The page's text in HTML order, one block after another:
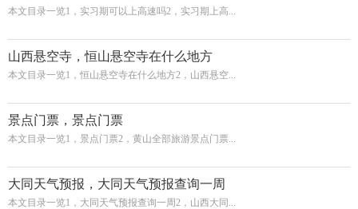
本文目录一览1，实习期可以上高速吗2，实习期上高...
山西悬空寺，恒山悬空寺在什么地方
本文目录一览1，恒山悬空寺在什么地方2，山西悬空...
景点门票，景点门票
本文目录一览1，景点门票2，黄山全部旅游景点门票...
大同天气预报，大同天气预报查询一周
本文目录一览1，大同天气预报查询一周2，山西大同...